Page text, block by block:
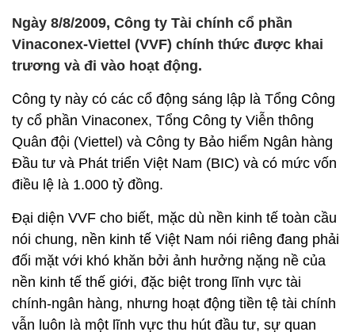
Ngày 8/8/2009, Công ty Tài chính cổ phần
Vinaconex-Viettel (VVF) chính thức được khai
trương và đi vào hoạt động.
Công ty này có các cổ động sáng lập là Tổng Công
ty cổ phần Vinaconex, Tổng Công ty Viễn thông
Quân đội (Viettel) và Công ty Bảo hiểm Ngân hàng
Đầu tư và Phát triển Việt Nam (BIC) và có mức vốn
điều lệ là 1.000 tỷ đồng.
Đại diện VVF cho biết, mặc dù nền kinh tế toàn cầu
nói chung, nền kinh tế Việt Nam nói riêng đang phải
đối mặt với khó khăn bởi ảnh hưởng nặng nề của
nền kinh tế thế giới, đặc biệt trong lĩnh vực tài
chính-ngân hàng, nhưng hoạt động tiền tệ tài chính
vẫn luôn là một lĩnh vực thu hút đầu tư, sự quan